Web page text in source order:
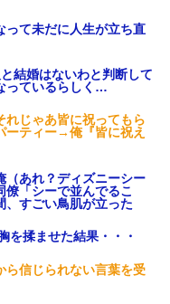
って未だに人生が立ち直
結婚はないわと判断して
っているらしく…
れじゃあ皆に祝ってもら
ーティー→俺『皆に祝え
（あれ？ディズニーシー
「シーで並んでるこ
すごい鳥肌が立った
を揉ませた結果・・・
ら信じられない言葉を受